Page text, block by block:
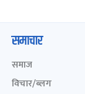
समाचार
समाज
विचार/ब्लग